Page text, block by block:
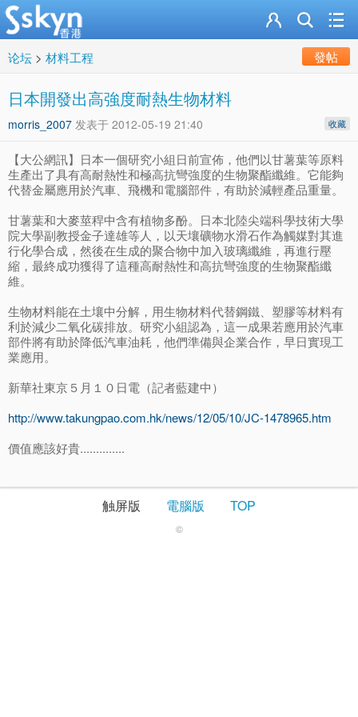
论坛 > 材料工程 發帖
日本開發出高強度耐熱生物材料
收藏
morris_2007 发表于 2012-05-19 21:40
【大公網訊】日本一個研究小組日前宣佈，他們以甘薯葉等原料
生產出了具有高耐熱性和極高抗彎強度的生物聚酯纖維。它能夠
代替金屬應用於汽車、飛機和電腦部件，有助於減輕產品重量。
甘薯葉和大麥莖稈中含有植物多酚。日本北陸尖端科學技術大學
院大學副教授金子達雄等人，以天壤礦物水滑石作為觸媒對其進
行化學合成，然後在生成的聚合物中加入玻璃纖維，再進行壓
縮，最終成功獲得了這種高耐熱性和高抗彎強度的生物聚酯纖
維。
生物材料能在土壤中分解，用生物材料代替鋼鐵、塑膠等材料有
利於減少二氧化碳排放。研究小組認為，這一成果若應用於汽車
部件將有助於降低汽車油耗，他們準備與企業合作，早日實現工
業應用。
新華社東京５月１０日電（記者藍建中）
http://www.takungpao.com.hk/news/12/05/10/JC-1478965.htm
價值應該好貴..............
触屏版 電腦版 TOP
©